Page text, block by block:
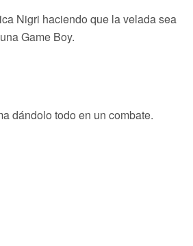
Nigri haciendo que la velada sea
Game Boy.
dándolo todo en un combate.